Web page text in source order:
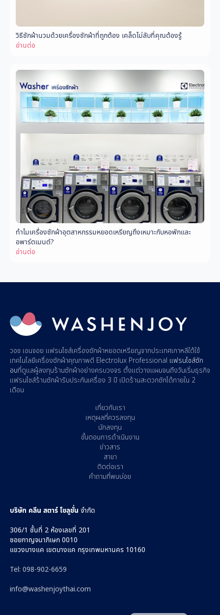
วิธีซักผ้านวมด้วยเครื่องซักผ้าที่ถูกต้อง เคล็ดไม่ลับที่คุณต้องรู้
อ่านต่อ
ทำไมเครื่องซักผ้าอุตสาหกรรมหยอดเหรียญถึงเหมาะกับหอพักและ
อพาร์ตเมนต์?
อ่านต่อ
วอช เอนจอย แฟรนไชส์เครื่องซักผ้าหยอดเหรียญจากประเทศเกาหลีใต้ใช้
เทคโนโลยีเครื่องซักผ้าคุณภาพดี Electrolux Professional แฟรนไชส์ซัก
อบที่ดูแลผู้ลงทุนร้านซักผ้าอย่างครบวงจร ตั้งแต่วางแผนจนถึงวันเริ่มธุรกิจ
แฟรนไชส์ร้านซักผ้ารับประกันเครื่อง 3 ปี เปิดร้านสะดวกซักได้ภายใน 2
เดือน
เกี่ยวกับเรา
เหตุผลที่ควรลงทุน
นักลงทุน
ขั้นตอนการดำเนินงาน
ข่าวสาร
สาขา
ติดต่อเรา
คำถามที่พบบ่อย
บริษัท คลีน สตาร์ โซลูชั่น จำกัด
306/1 ชั้นที่ 2 ห้องเลขที่ 201
ซอยกาญจนาภิเษก 0010
แขวงบางแค เขตบางแค กรุงเทพมหานคร 10160
Tel: 098-902-6659
info@washenjoythai.com‍